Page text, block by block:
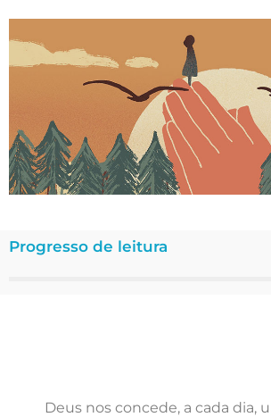
Progresso de leitura
Deus nos concede, a cada dia,